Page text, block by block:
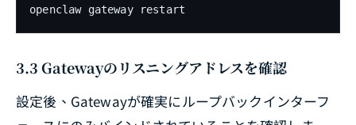
openclaw gateway restart
3.3 Gatewayのリスニングアドレスを確認
設定後、Gatewayが確実にループバックインターフ